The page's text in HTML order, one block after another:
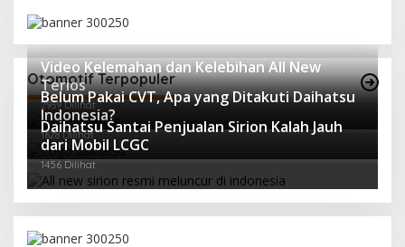
Otomotif Terpopuler
Video Kelemahan dan Kelebihan All New
Terios
2939 Dilihat
Belum Pakai CVT, Apa yang Ditakuti Daihatsu
Indonesia?
1628 Dilihat
Daihatsu Santai Penjualan Sirion Kalah Jauh
dari Mobil LCGC
1456 Dilihat